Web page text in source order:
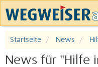
Startseite News
News für "Hilfe